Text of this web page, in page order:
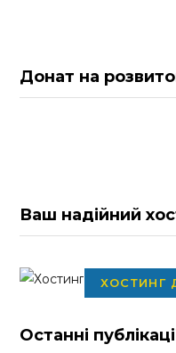
Донат на
Ваш надійний
ХОСТИНГ
Останні